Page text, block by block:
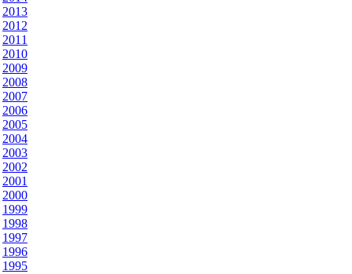
2013
2012
2011
2010
2009
2008
2007
2006
2005
2004
2003
2002
2001
2000
1999
1998
1997
1996
1995